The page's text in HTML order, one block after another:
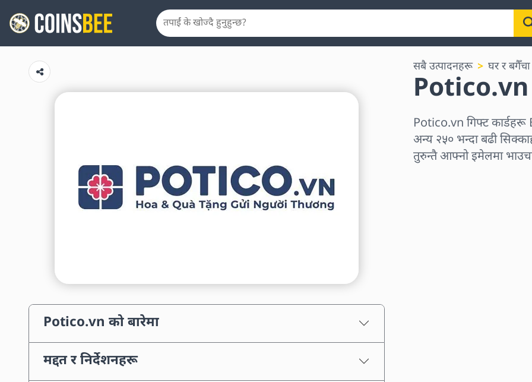
Potico.vn को बारेमा
मद्दत र निर्देशनहरू
सबै उत्पादनहरू घर र बगैँचा
Potico.vn
Potico.vn गिफ्ट
अन्य २५० भन्दा बढी
तुरुन्तै आफ्नो इमेलमा भाउचर